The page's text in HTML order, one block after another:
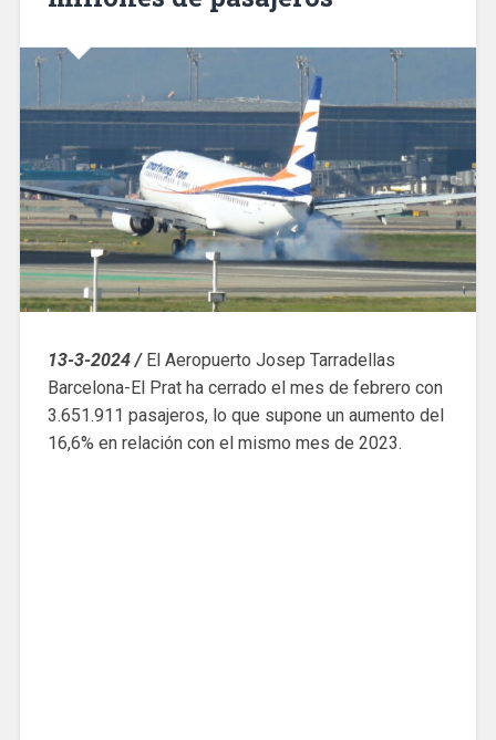
13-3-2024 /El Aeropuerto Josep Tarradellas
Barcelona-El Prat ha cerrado el mes de febrero con
3.651.911 pasajeros, lo que supone un aumento del
16,6% en relación con el mismo mes de 2023.